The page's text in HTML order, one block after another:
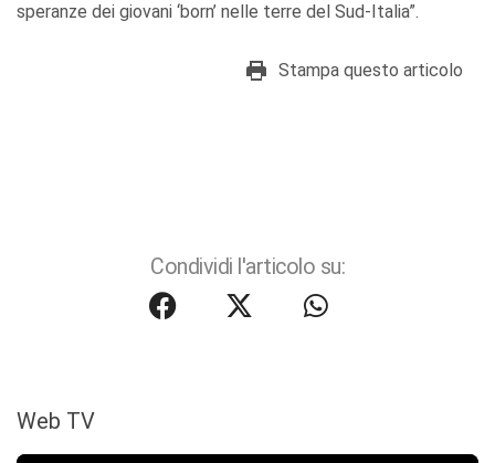
speranze dei giovani ‘born’ nelle terre del Sud-Italia”.
Stampa questo articolo
Condividi l'articolo su:
Web TV